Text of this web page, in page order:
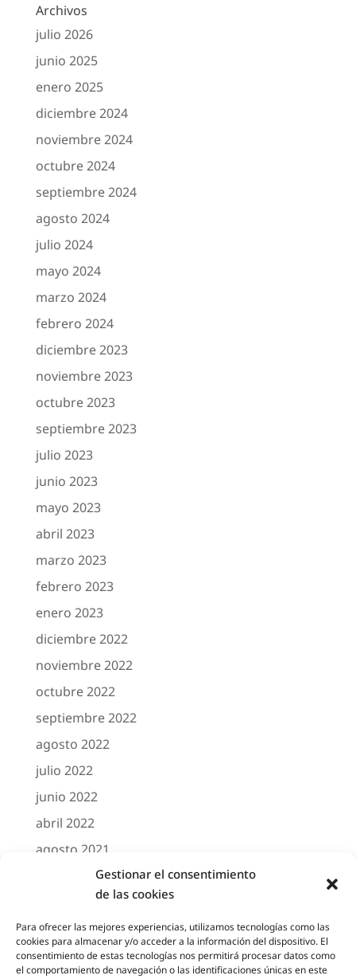
Gestionar el consentimiento
de las cookies
Para ofrecer las mejores experiencias, utilizamos tecnologías como las
cookies para almacenar y/o acceder a la información del dispositivo. El
consentimiento de estas tecnologías nos permitirá procesar datos como
el comportamiento de navegación o las identificaciones únicas en este
Archivos
julio 2026
junio 2025
enero 2025
diciembre 2024
noviembre 2024
octubre 2024
septiembre 2024
agosto 2024
julio 2024
mayo 2024
marzo 2024
febrero 2024
diciembre 2023
noviembre 2023
octubre 2023
septiembre 2023
julio 2023
junio 2023
mayo 2023
abril 2023
marzo 2023
febrero 2023
enero 2023
diciembre 2022
noviembre 2022
octubre 2022
septiembre 2022
agosto 2022
julio 2022
junio 2022
abril 2022
agosto 2021
marzo 2021
febrero 2021
octubre 2020
agosto 2020